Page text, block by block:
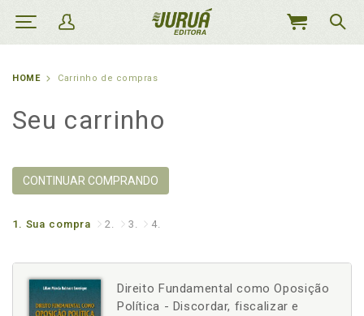
MEU
HOME Carrinho de compras
Seu carrinho
CONTINUAR COMPRANDO
1. Sua compra 2. 3. 4.
Direito Fundamental como Oposição
Política - Discordar, fiscalizar e